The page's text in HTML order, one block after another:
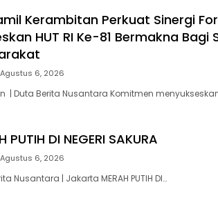
Kerambitan Perkuat Sinergi
HUT RI Ke-81 Bermakna Bagi
Agustus 6, 2026
| Duta Berita Nusantara Komitmen
PUTIH DI NEGERI SAKURA
Agustus 6, 2026
Nusantara | Jakarta MERAH PUTIH DI…